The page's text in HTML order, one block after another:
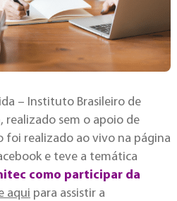
– Instituto Brasileiro de
realizado sem o apoio de
foi realizado ao vivo na página
e teve a temática
como participar da
aqui para assistir a